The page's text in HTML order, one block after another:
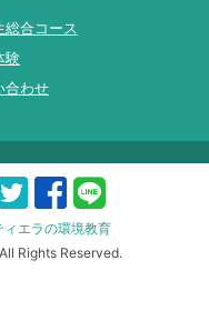
総合コース
験
合わせ
ィエラの環境教育
Rights Reserved.